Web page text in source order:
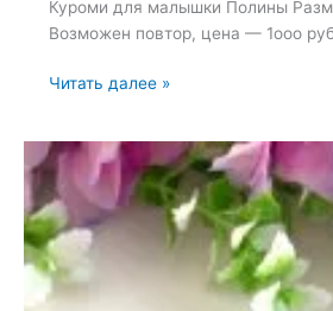
Куроми для малышки Полины
Возможен повтор, цена — 1ооо
Броши:
и
Кролик
Читать далее »